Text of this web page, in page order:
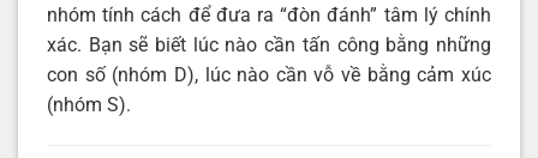
nhóm tính cách để đưa ra “đòn đánh” tâm lý chính
xác. Bạn sẽ biết lúc nào cần tấn công bằng những
con số (nhóm D), lúc nào cần vỗ về bằng cảm xúc
(nhóm S).